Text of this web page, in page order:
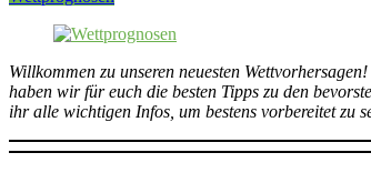
Willkommen zu unseren neuesten
haben wir für euch die besten Tipps zu den
ihr alle wichtigen Infos, um bestens vorbereitet zu